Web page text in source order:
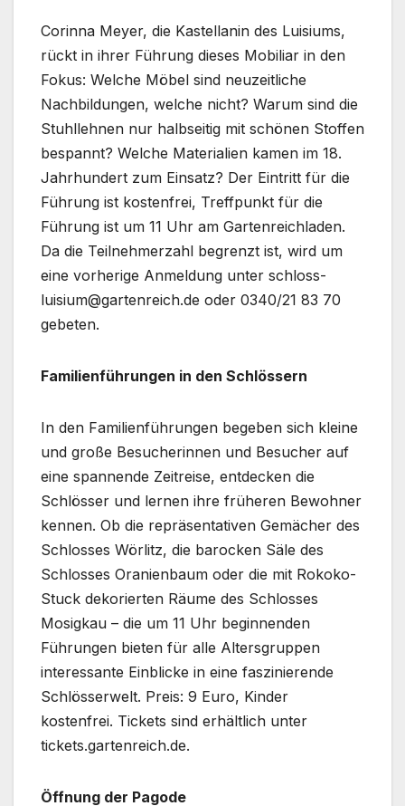
Corinna Meyer, die Kastellanin des Luisiums,
rückt in ihrer Führung dieses Mobiliar in den
Fokus: Welche Möbel sind neuzeitliche
Nachbildungen, welche nicht? Warum sind die
Stuhllehnen nur halbseitig mit schönen Stoffen
bespannt? Welche Materialien kamen im 18.
Jahrhundert zum Einsatz? Der Eintritt für die
Führung ist kostenfrei, Treffpunkt für die
Führung ist um 11 Uhr am Gartenreichladen.
Da die Teilnehmerzahl begrenzt ist, wird um
eine vorherige Anmeldung unter schloss-
luisium@gartenreich.de oder 0340/21 83 70
gebeten.
Familienführungen in den Schlössern
In den Familienführungen begeben sich kleine
und große Besucherinnen und Besucher auf
eine spannende Zeitreise, entdecken die
Schlösser und lernen ihre früheren Bewohner
kennen. Ob die repräsentativen Gemächer des
Schlosses Wörlitz, die barocken Säle des
Schlosses Oranienbaum oder die mit Rokoko-
Stuck dekorierten Räume des Schlosses
Mosigkau – die um 11 Uhr beginnenden
Führungen bieten für alle Altersgruppen
interessante Einblicke in eine faszinierende
Schlösserwelt. Preis: 9 Euro, Kinder
kostenfrei. Tickets sind erhältlich unter
tickets.gartenreich.de.
Öffnung der Pagode